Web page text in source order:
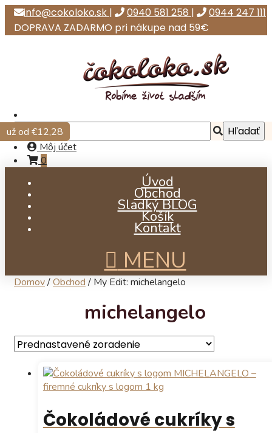
info@cokoloko.sk | 0940 581 258 |
0944 247 111
DOPRAVA ZADARMO pri nákupe nad 59€
Môj účet
0
Úvod
Obchod
Sladký BLOG
Košík
Kontakt
MENU
Domov/Obchod / My Edit: michelangelo
michelangelo
Čokoládové cukríky s
už od €12,28